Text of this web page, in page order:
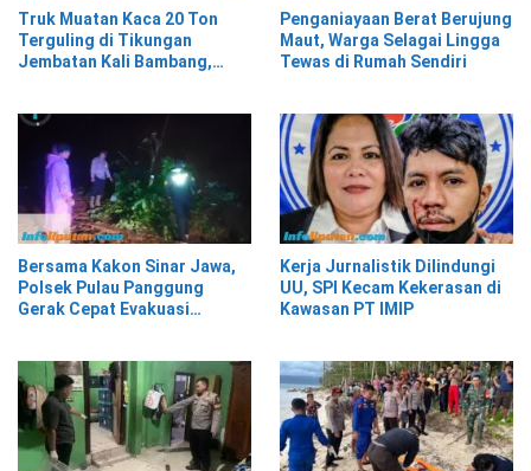
Truk Muatan Kaca 20 Ton
Terguling di Tikungan
Jembatan Kali Bambang,
Penganiayaan Berat Berujung
Maut, Warga Selagai Lingga
Tewas di Rumah Sendiri
Bersama Kakon Sinar Jawa,
Polsek Pulau Panggung
Gerak Cepat Evakuasi
Kerja Jurnalistik Dilindungi
UU, SPI Kecam Kekerasan di
Kawasan PT IMIP